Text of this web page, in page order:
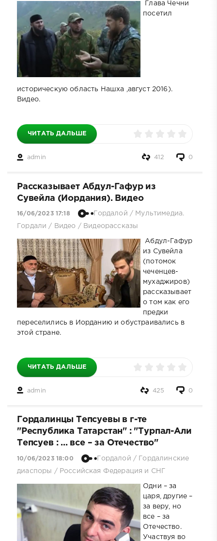
Глава Чечни
посетил
историческую область Нашха ,август 2016).
Видео.
ЧИТАТЬ ДАЛЬШЕ
admin 0
412
Рассказывает Абдул-Гафур из
Сувейла (Иордания). Видео
16/06/2023 17:18 Гордалой / Мультимедиа.
Гордали / Видео / Видеорассказы
Абдул-Гафур
из Сувейла
(потомок
чеченцев-
мухаджиров)
рассказывает
о том как его
предки
переселились в Иорданию и обустраивались в
этой стране.
ЧИТАТЬ ДАЛЬШЕ
admin 0
425
Гордалинцы Тепсуевы в г-те
"Республика Татарстан" : "Турпал-Али
Тепсуев : ... все – за Отечество"
10/06/2023 18:00 Гордалой / Гордалинские
диаспоры / Российская Федерация и СНГ
Одни – за
царя, другие –
за веру, но
все – за
Отечество.
Участвуя во